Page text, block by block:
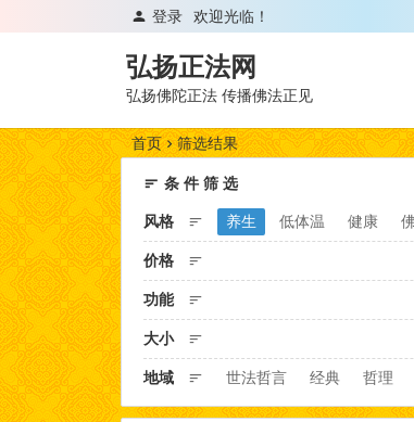
欢迎光临！
登录
弘扬正法网
弘扬佛陀正法 传播佛法正见
首页 筛选结果
条 件 筛 选
风格 养生 低体温 健康
价格
功能
大小
地域 世法哲言 经典 哲理